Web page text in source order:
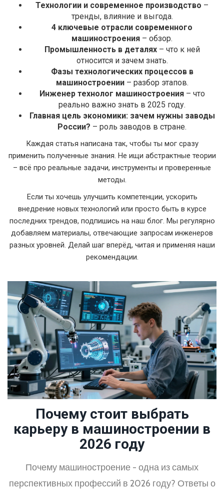
Технологии и современное производство –
тренды, влияние и выгода.
4 ключевые отрасли современного
машиностроения – обзор.
Промышленность в деталях– что к ней
относится и зачем знать.
Фазы технологических процессов в
машиностроении– разбор этапов.
Инженер технолог машиностроения– что
реально важно знать в 2025 году.
Главная цель экономики: зачем нужны заводы
России? – роль заводов в стране.
Каждая статья написана так, чтобы ты мог сразу
применить полученные знания. Не ищи абстрактные теории
– всё про реальные задачи, инструменты и проверенные
методы.
Если ты хочешь улучшить компетенции, ускорить
внедрение новых технологий или просто быть в курсе
последних трендов, подпишись на наш блог. Мы регулярно
добавляем материалы, отвечающие запросам инженеров
разных уровней. Делай шаг вперёд, читая и применяя наши
рекомендации.
Почему стоит выбрать
карьеру в машиностроении в
2026 году
Почему машиностроение - одна из самых
перспективных профессий в 2026 году? Ответы о